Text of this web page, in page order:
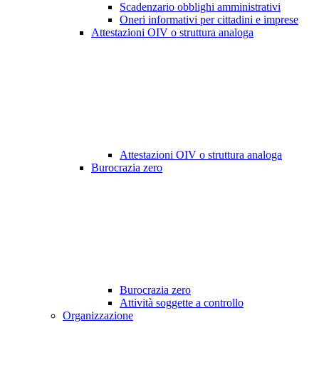
Scadenzario obblighi amministrativi
Oneri informativi per cittadini e imprese
Attestazioni OIV o struttura analoga
Attestazioni OIV o struttura analoga
Burocrazia zero
Burocrazia zero
Attività soggette a controllo
Organizzazione